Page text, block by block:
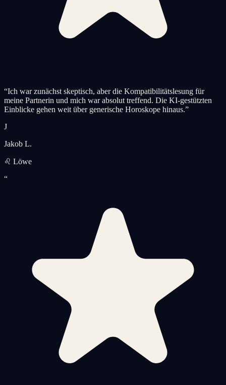
“Ich war zunächst skeptisch, aber die Kompatibilitätslesung für
meine Partnerin und mich war absolut treffend. Die KI-gestützten
Einblicke gehen weit über generische Horoskope hinaus.”
J
Jakob L.
♌ Löwe
“